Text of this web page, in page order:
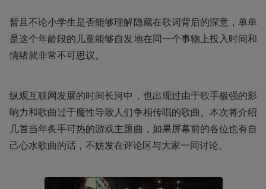
暂且不论小学生是否能够理解隐藏在歌词背后的深意，单单
是这个年龄段的儿童能够自发地在同一个事物上投入时间和
情绪就非常不可思议。
纵观互联网发展的时间长河中，也出现过由于歌手极强的影
响力和歌曲过于魔性导致人们争相传唱的歌曲。本次将介绍
几首当年炙手可热的游戏主题曲，如果屏幕前的各位也有自
己心水歌曲的话，不妨发在评论区与大家一同讨论。